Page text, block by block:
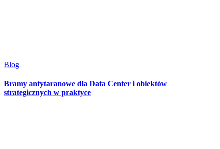
Blog
Bramy antytaranowe dla Data Center i obiektów
strategicznych w praktyce